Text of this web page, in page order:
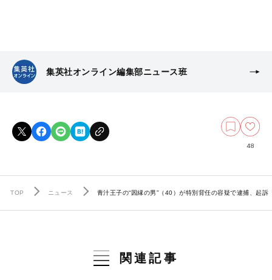
集英社オンライン編集部ニュース班
48
TOP ニュース 青汁王子の“因縁の男”（40）が特別背任の容疑で逮捕、起
関連記事